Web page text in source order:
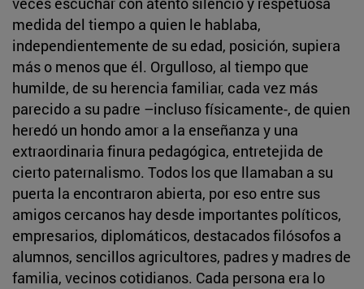
medida del tiempo a quien le hablaba,
independientemente de su edad, posición, supiera
más o menos que él. Orgulloso, al tiempo que
humilde, de su herencia familiar, cada vez más
parecido a su padre –incluso físicamente-, de quien
heredó un hondo amor a la enseñanza y una
extraordinaria finura pedagógica, entretejida de
cierto paternalismo. Todos los que llamaban a su
puerta la encontraron abierta, por eso entre sus
amigos cercanos hay desde importantes políticos,
empresarios, diplomáticos, destacados filósofos a
alumnos, sencillos agricultores, padres y madres de
familia, vecinos cotidianos. Cada persona era lo